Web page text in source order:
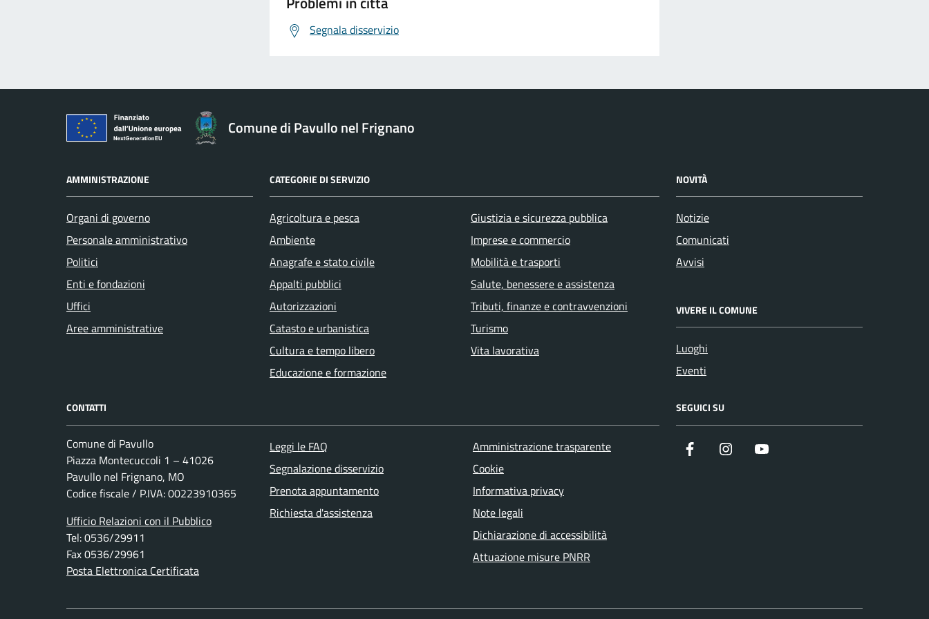
Segnala disservizio
Comune di Pavullo nel Frignano
AMMINISTRAZIONE
Organi di governo
Personale amministrativo
Politici
Enti e fondazioni
Uffici
Aree amministrative
CATEGORIE DI SERVIZIO
Agricoltura e pesca
Ambiente
Anagrafe e stato civile
Appalti pubblici
Autorizzazioni
Catasto e urbanistica
Cultura e tempo libero
Educazione e formazione
Giustizia e sicurezza pubblica
Imprese e commercio
Mobilità e trasporti
Salute, benessere e assistenza
Tributi, finanze e contravvenzioni
Turismo
Vita lavorativa
NOVITÀ
Notizie
Comunicati
Avvisi
VIVERE IL COMUNE
Luoghi
Eventi
CONTATTI
Comune di Pavullo
Piazza Montecuccoli 1 – 41026
Pavullo nel Frignano, MO
Codice fiscale / P.IVA: 00223910365
Ufficio Relazioni con il Pubblico
Tel: 0536/29911
Fax 0536/29961
Posta Elettronica Certificata
Leggi le FAQ
Segnalazione disservizio
Prenota appuntamento
Richiesta d'assistenza
Amministrazione trasparente
Cookie
Informativa privacy
Note legali
Dichiarazione di accessibilità
Attuazione misure PNRR
SEGUICI SU
Facebook Instagram